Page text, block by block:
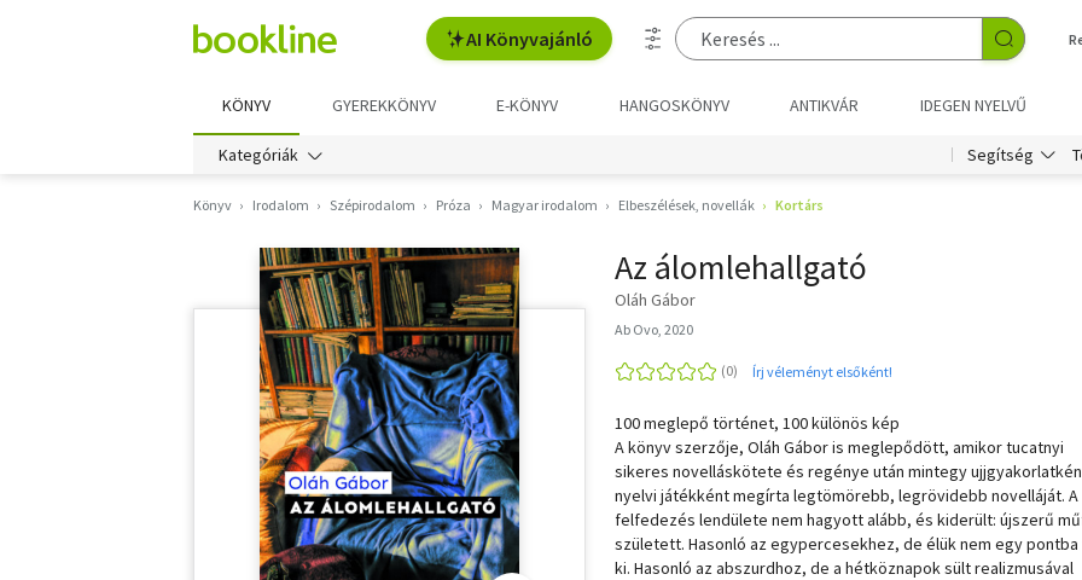
AI Könyvajánló
KÖNYV GYEREKKÖNYV E-KÖNYV HANGOSKÖNYV ANTIKVÁR IDEGEN NYELVŰ
Kategóriák Segítség
Könyv Irodalom Szépirodalom Próza Magyar irodalom Elbeszélések, novellák Kortárs
Az álomlehallgató
Oláh Gábor
Ab Ovo, 2020
Írj véleményt elsőként!
100 meglepő történet, 100 különös kép
A könyv szerzője, Oláh Gábor is meglepődött, amikor tucatnyi
sikeres novelláskötete és regénye után mintegy
nyelvi játékként megírta legtömörebb, legrövidebb novelláját. A
felfedezés lendülete nem hagyott alább, és kiderült: újszerű
született. Hasonló az egypercesekhez, de élük nem egy
ki. Hasonló az abszurdhoz, de a hétköznapok sült realizmusával